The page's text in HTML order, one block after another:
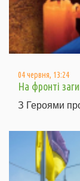
04 червня, 13:24
На фронті
З Героями